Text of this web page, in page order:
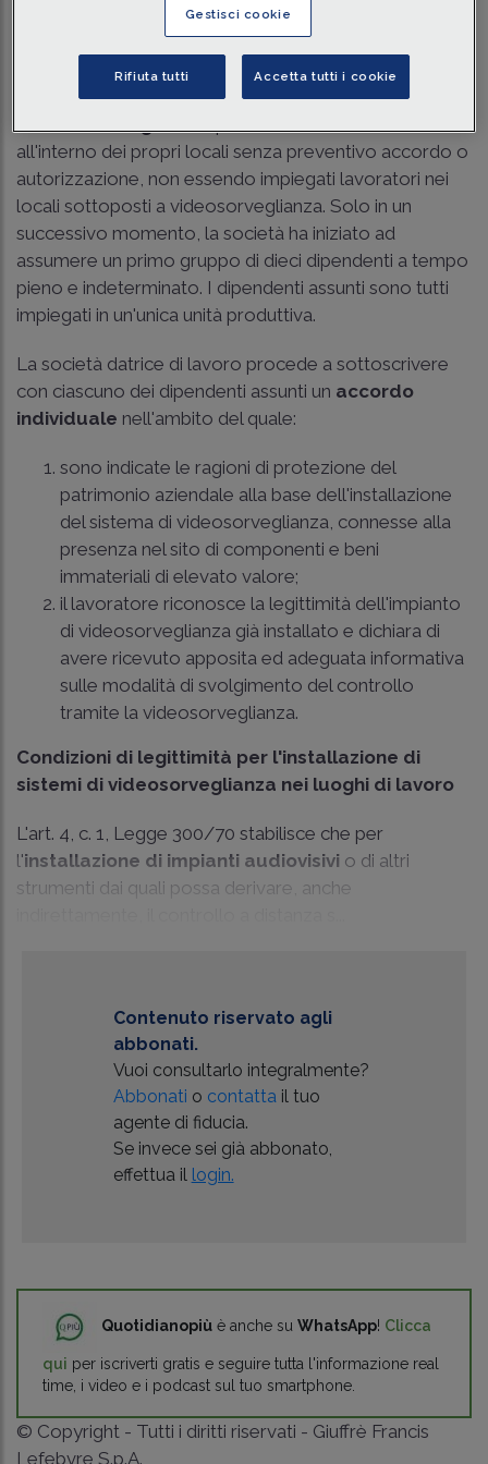
Ascolta la news
7 min.
Una società ha legittimamente installato unimpianto
all'interno dei propri locali senza preventivo accordo o
autorizzazione, non essendo impiegati lavoratori nei
locali sottoposti a videosorveglianza. Solo in un
successivo momento, la società ha iniziato ad
assumere un primo gruppo di dieci dipendenti a tempo
pieno e indeterminato. I dipendenti assunti sono tutti
impiegati in un'unica unità produttiva.
La società datrice di lavoro procede a sottoscrivere
con ciascuno dei dipendenti assunti un accordo
individuale nell'ambito del quale:
sono indicate le ragioni di protezione del
patrimonio aziendale alla base dell'installazione
del sistema di videosorveglianza, connesse alla
presenza nel sito di componenti e beni
immateriali di elevato valore;
il lavoratore riconosce la legittimità dell'impianto
di videosorveglianza già installato e dichiara di
avere ricevuto apposita ed adeguata informativa
sulle modalità di svolgimento del controllo
tramite la videosorveglianza.
Condizioni di legittimità per l'installazione di
sistemi di videosorveglianza nei luoghi di lavoro
L'art. 4, c. 1, Legge 300/70 stabilisce che per
l'installazione di impianti audiovisivi o di altri
strumenti dai quali possa derivare, anche
Contenuto riservato agli
abbonati.
Vuoi consultarlo integralmente?
Abbonati o contattail tuo
agente di fiducia.
Se invece sei già abbonato,
effettua il login.
Quotidianopiù è anche su WhatsApp! Clicca
qui per iscriverti gratis e seguire tutta l'informazione real
time, i video e i podcast sul tuo smartphone.
© Copyright - Tutti i diritti riservati - Giuffrè Francis
Lefebvre S.p.A.
Gestisci cookie
Rifiuta tutti Accetta tutti i cookie